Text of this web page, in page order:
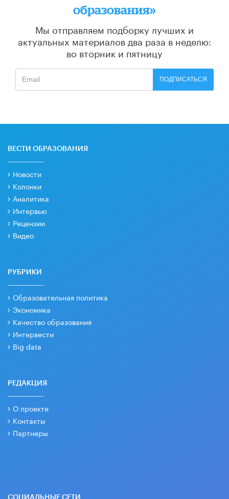
образования»
Мы отправляем подборку лучших и
актуальных материалов два раза в неделю:
во вторник и пятницу
ПОДПИСАТЬСЯ
ВЕСТИ ОБРАЗОВАНИЯ
Новости
Колонки
Аналитика
Интервью
Рецензии
Видео
РУБРИКИ
Образовательная политика
Экономика
Качество образования
Интервести
Big data
РЕДАКЦИЯ
О проекте
Контакты
Партнеры
СОЦИАЛЬНЫЕ СЕТИ